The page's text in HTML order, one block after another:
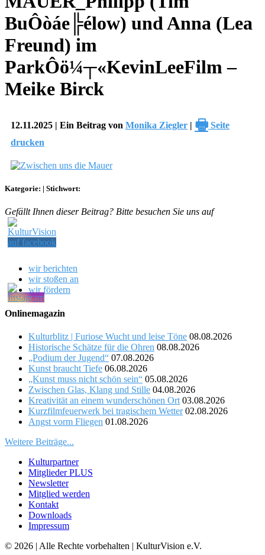
BuÔòáe╠élow) und Anna (Lea
Freund) im
ParkÔö¼┬«KevinLeeFilm –
Meike Birck
12.11.2025 | Ein Beitrag von Monika Ziegler | 🖶 Seite
drucken
Kategorie: | Stichwort:
Gefällt Ihnen dieser Beitrag? Bitte besuchen Sie uns auf
wir berichten
wir stoßen an
wir fördern
Onlinemagazin
Kulturblitz | Furiose Wucht und leise Töne 08.08.2026
Historische Schätze für die Ohren 08.08.2026
„Podium der Jugend“ 07.08.2026
Kunst braucht Tiefe 06.08.2026
„Kunst muss nicht schön sein“ 05.08.2026
Zwischen Glas, Klang und Stille 04.08.2026
Kreativität an einem wunderschönen Ort 03.08.2026
Kurzfilmfeuerwerk bei tragischem Wetter 02.08.2026
Angst vorm Fliegen 01.08.2026
Weitere Beiträge...
Kulturpartner
Mitglieder PLUS
Newsletter
Mitglied werden
Kontakt
Downloads
Impressum
© 2026 | Alle Rechte vorbehalten | KulturVision e.V.